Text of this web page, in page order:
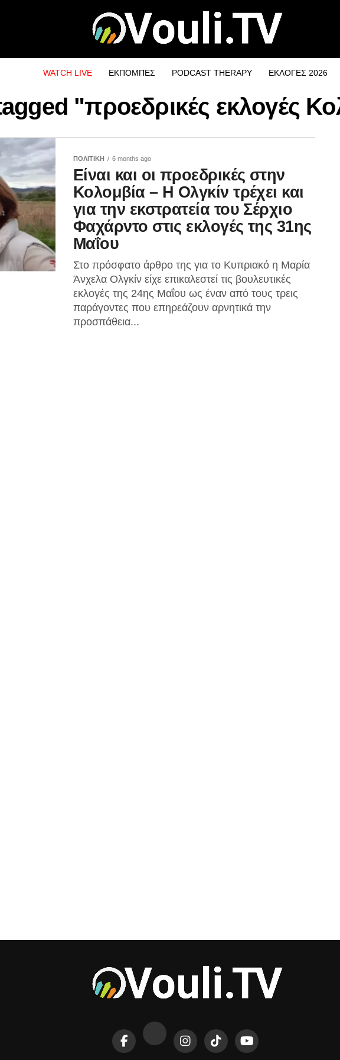
WATCH LIVE ΕΚΠΟΜΠΕΣ PODCAST THERAPY ΕΚΛΟΓΕΣ 2026
"προεδρικές εκλογές
ΠΟΛΙΤΙΚΗ 6 months ago
Είναι και οι προεδρικές στην
Κολομβία – Η Ολγκίν τρέχει και
για την εκστρατεία του Σέρχιο
Φαχάρντο στις εκλογές της 31ης
Μαΐου
Στο πρόσφατο άρθρο της για το Κυπριακό η Μαρία
Άνχελα Ολγκίν είχε επικαλεστεί τις βουλευτικές
εκλογές της 24ης Μαΐου ως έναν από τους τρεις
παράγοντες που επηρεάζουν αρνητικά την
προσπάθεια...